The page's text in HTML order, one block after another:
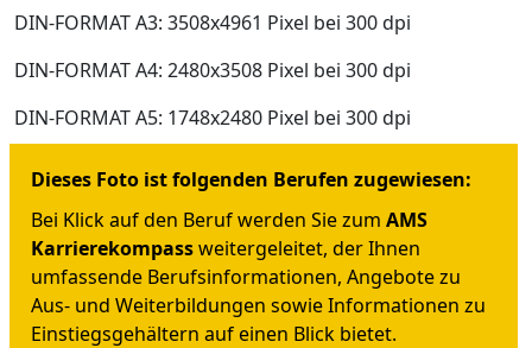
DIN-FORMAT A3: 3508x4961 Pixel bei 300 dpi
DIN-FORMAT A4: 2480x3508 Pixel bei 300 dpi
DIN-FORMAT A5: 1748x2480 Pixel bei 300 dpi
Dieses Foto ist folgenden Berufen zugewiesen:
Bei Klick auf den Beruf werden Sie zum AMS
Karrierekompassweitergeleitet, der Ihnen
umfassende Berufsinformationen, Angebote zu
Aus- und Weiterbildungen sowie Informationen zu
Einstiegsgehältern auf einen Blick bietet.